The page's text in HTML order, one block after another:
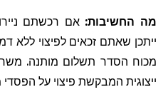
מה החשיבות: אם רכשתם
ייתכן שאתם זכאים לפיצוי ללא
מכוח הסדר תשלום מותנה. משרד
ייצוגית המבקשת פיצוי על